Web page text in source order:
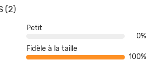
(2)
Petit
0%
Fidèle à la taille
100%